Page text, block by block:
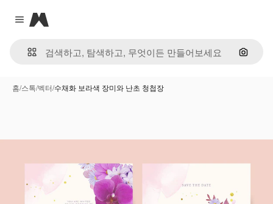
Close menu
Magnific
이미지
홈/스톡/벡터/수채화 보라색 장미와 난초 청첩장